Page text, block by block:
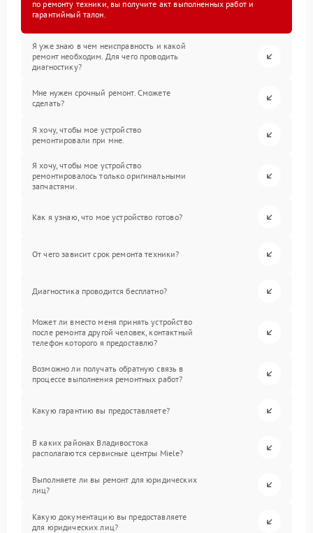
по ремонту техники, вы получите акт выполненных работ и
гарантийный талон.
Я уже знаю в чем неисправность и какой
ремонт необходим. Для чего проводить
диагностику?
Мне нужен срочный ремонт. Сможете
сделать?
Я хочу, чтобы мое устройство
ремонтировали при мне.
Я хочу, чтобы мое устройство
ремонтировалось только оригинальными
запчастями.
Как я узнаю, что мое устройство готово?
От чего зависит срок ремонта техники?
Диагностика проводится бесплатно?
Может ли вместо меня принять устройство
после ремонта другой человек, контактный
телефон которого я предоставлю?
Возможно ли получать обратную связь в
процессе выполнения ремонтных работ?
Какую гарантию вы предоставляете?
В каких районах Владивостока
располагаются сервисные центры Miele?
Выполняете ли вы ремонт для юридических
лиц?
Какую документацию вы предоставляете
для юридических лиц?